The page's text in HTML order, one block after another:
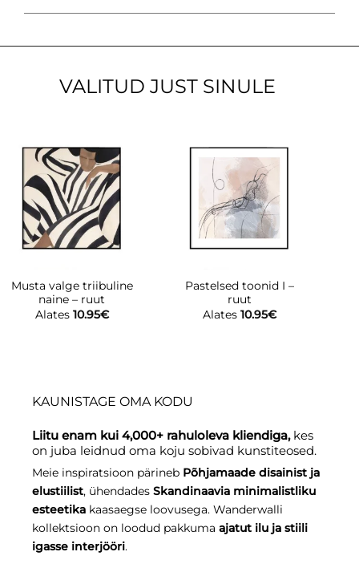
VALITUD JUST SINULE
Musta valge triibuline
naine – ruut
Alates 10.95€
Pastelsed toonid I –
ruut
Alates 10.95€
KAUNISTAGE OMA KODU
Liitu enam kui 4,000+ rahuloleva kliendiga, kes
on juba leidnud oma koju sobivad kunstiteosed.
Meie inspiratsioon pärineb Põhjamaade disainist ja
elustiilist, ühendades Skandinaavia minimalistliku
esteetikakaasaegse loovusega. Wanderwalli
kollektsioon on loodud pakkuma ajatut ilu ja stiili
igasse interjööri.